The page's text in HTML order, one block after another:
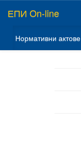
ЕПИ On-line
Нормативни актове